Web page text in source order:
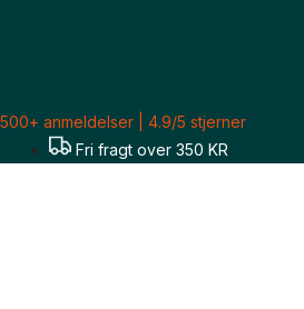
500+ anmeldelser | 4.9/5 stjerner
Fri fragt over 350 KR